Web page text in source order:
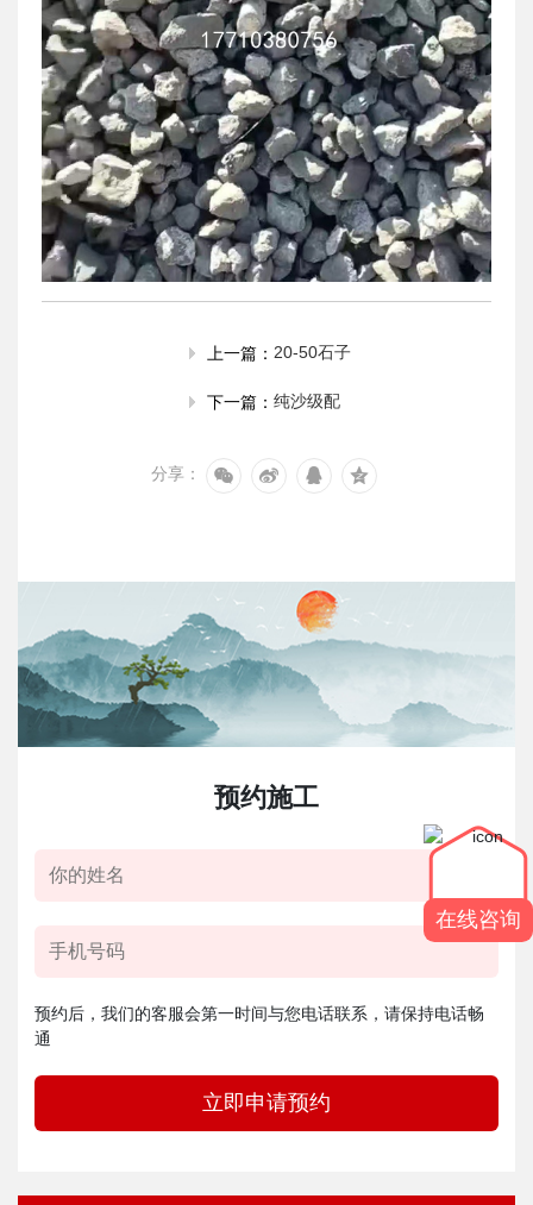
预约施工
预约后，我们的客服会第一时间与您电话联系，请保持电话畅
通
立即申请预约
上一篇： 20-50石子
下一篇： 纯沙级配
分享：
在线咨询